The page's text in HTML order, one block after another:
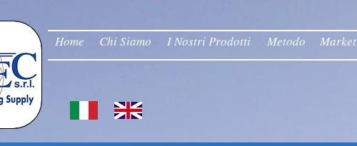
Home Chi Siamo I Nostri Prodotti Metodo Market